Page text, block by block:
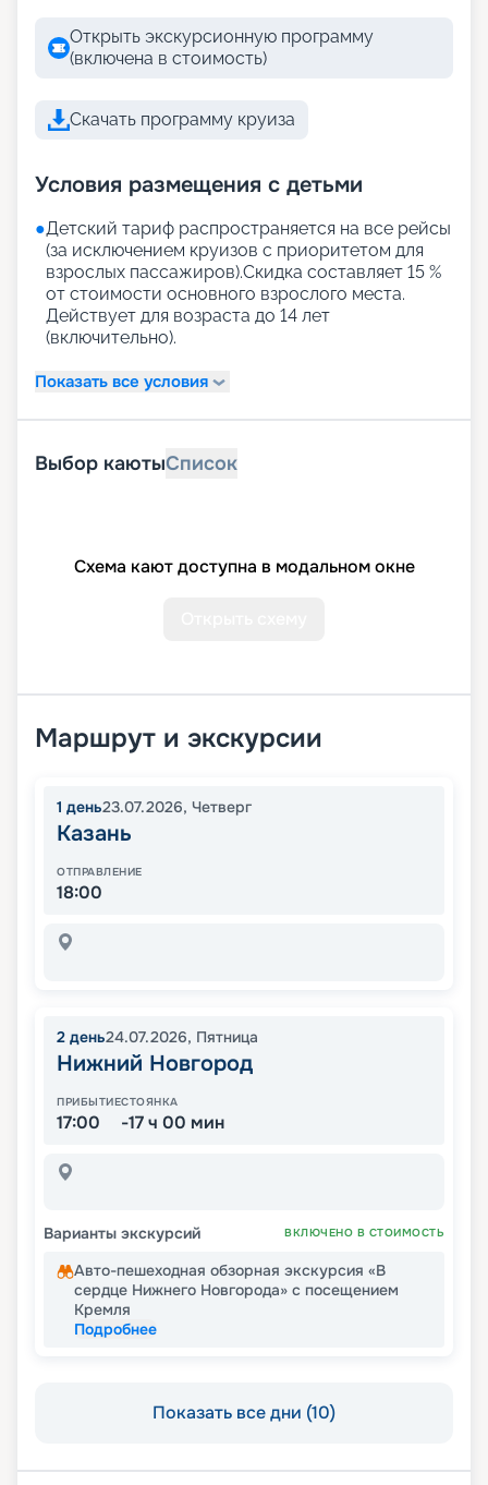
Открыть экскурсионную программу
(включена в стоимость)
Скачать программу круиза
Условия размещения с детьми
●Детский тариф распространяется на все рейсы
(за исключением круизов с приоритетом для
взрослых пассажиров).Скидка составляет 15 %
от стоимости основного взрослого места.
Действует для возраста до 14 лет
(включительно).
Показать все условия
Выбор каютыСписок
Схема кают доступна в модальном окне
Маршрут и экскурсии
1 день23.07.2026, Четверг
Казань
ОТПРАВЛЕНИЕ
18:00
2 день24.07.2026, Пятница
Нижний Новгород
ПРИБЫТИЕ
17:00
СТОЯНКА
-17 ч 00 мин
Варианты экскурсий ВКЛЮЧЕНО В СТОИМОСТЬ
Авто-пешеходная обзорная экскурсия «В
сердце Нижнего Новгорода» с посещением
Кремля
Подробнее
Показать все дни (10)